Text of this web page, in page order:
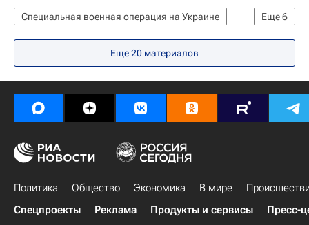
Дональд Трамп
Еще6
Специальная военная операция на Украине
В мире
Россия
Черниговская область
Дмитрий Песков
Вооруженные силы Украины
Еще 20 материалов
Политика Общество Экономика В мире
Спецпроекты
Реклама Продукты и сервисы Пресс-